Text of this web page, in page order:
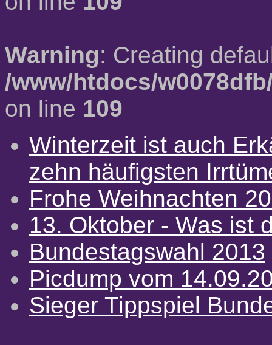
Warning: Creating
/www/htdocs/
on line 109
Winterzeit ist auch
zehn häufigsten
Frohe Weihnachten
13. Oktober - Was ist
Bundestagswahl 2013
Picdump vom
Sieger Tippspiel